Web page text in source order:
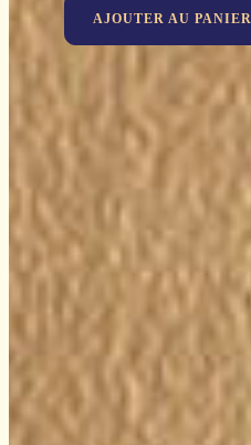
AJOUTER AU PANIER